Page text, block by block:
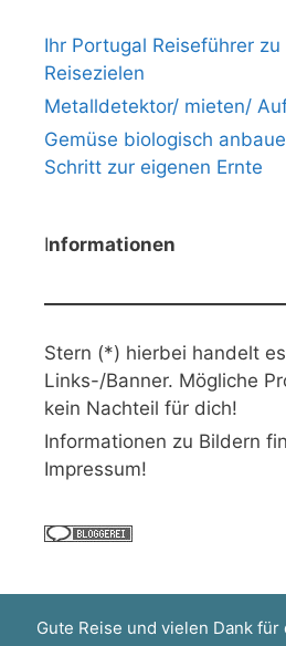
Ihr Portugal Reiseführer
Reisezielen
Metalldetektor/ mieten/
Gemüse biologisch
Schritt zur eigenen Ernte
Informationen
Stern (*) hierbei handelt
Links-/Banner. Mögliche
kein Nachteil für dich!
Informationen zu Bildern
Impressum!
Gute Reise und vielen Dank für